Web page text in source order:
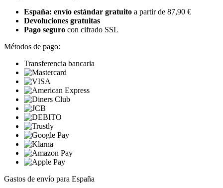
España: envío estándar gratuito a partir de 87,90 €
Devoluciones gratuitas
Pago seguro con cifrado SSL
Métodos de pago:
Transferencia bancaria
Gastos de envío para España